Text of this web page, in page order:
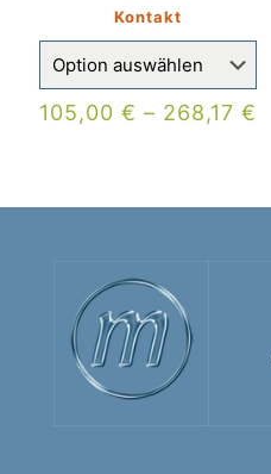
Kontakt
105,00€ – 268,17€